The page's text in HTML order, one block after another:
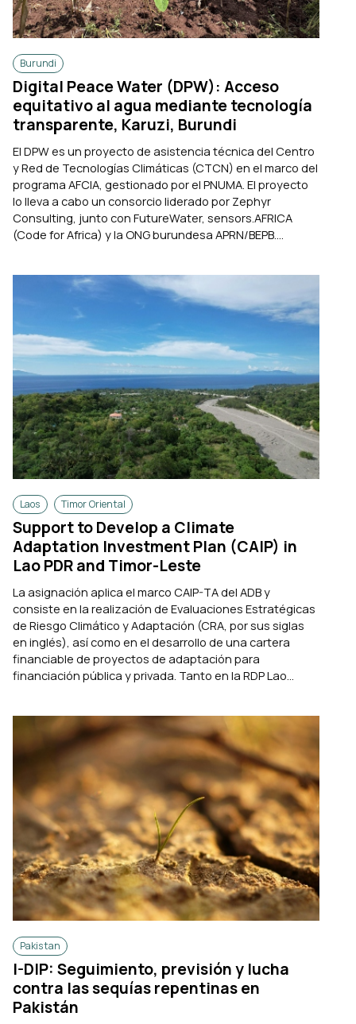
Burundi
Digital Peace Water (DPW): Acceso
equitativo al agua mediante tecnología
transparente, Karuzi, Burundi
El DPW es un proyecto de asistencia técnica del Centro
y Red de Tecnologías Climáticas (CTCN) en el marco del
programa AFCIA, gestionado por el PNUMA. El proyecto
lo lleva a cabo un consorcio liderado por Zephyr
Consulting, junto con FutureWater, sensors.AFRICA
(Code for Africa) y la ONG burundesa APRN/BEPB....
Laos Timor Oriental
Support to Develop a Climate
Adaptation Investment Plan (CAIP) in
Lao PDR and Timor-Leste
La asignación aplica el marco CAIP-TA del ADB y
consiste en la realización de Evaluaciones Estratégicas
de Riesgo Climático y Adaptación (CRA, por sus siglas
en inglés), así como en el desarrollo de una cartera
financiable de proyectos de adaptación para
financiación pública y privada. Tanto en la RDP Lao...
Pakistan
I-DIP: Seguimiento, previsión y lucha
contra las sequías repentinas en
Pakistán